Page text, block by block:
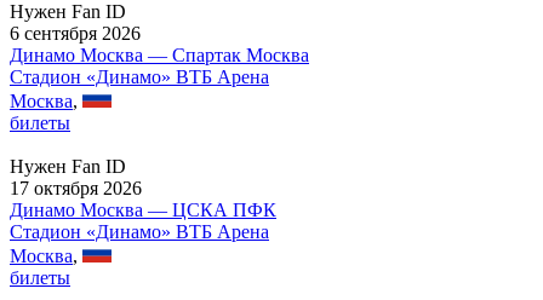
Нужен Fan ID
6 сентября 2026
Динамо Москва — Спартак Москва
Стадион «Динамо» ВТБ Арена
Москва,
билеты
Нужен Fan ID
17 октября 2026
Динамо Москва — ЦСКА ПФК
Стадион «Динамо» ВТБ Арена
Москва,
билеты